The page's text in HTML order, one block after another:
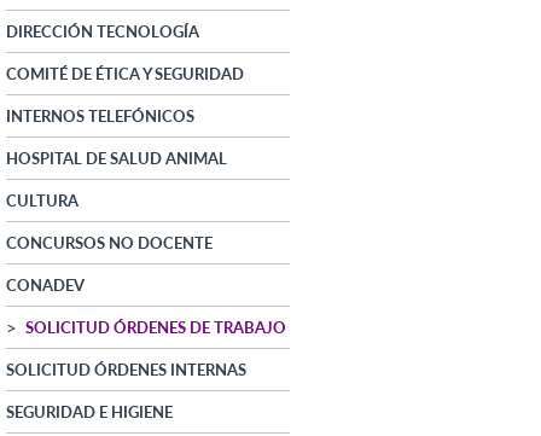
DIRECCIÓN TECNOLOGÍA
COMITÉ DE ÉTICA Y SEGURIDAD
INTERNOS TELEFÓNICOS
HOSPITAL DE SALUD ANIMAL
CULTURA
CONCURSOS NO DOCENTE
CONADEV
SOLICITUD ÓRDENES DE TRABAJO
SOLICITUD ÓRDENES INTERNAS
SEGURIDAD E HIGIENE